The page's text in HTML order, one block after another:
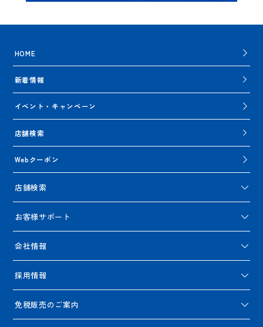
HOME
新着情報
イベント・キャンペーン
店舗検索
Webクーポン
店舗検索
お客様サポート
会社情報
採用情報
免税販売のご案内